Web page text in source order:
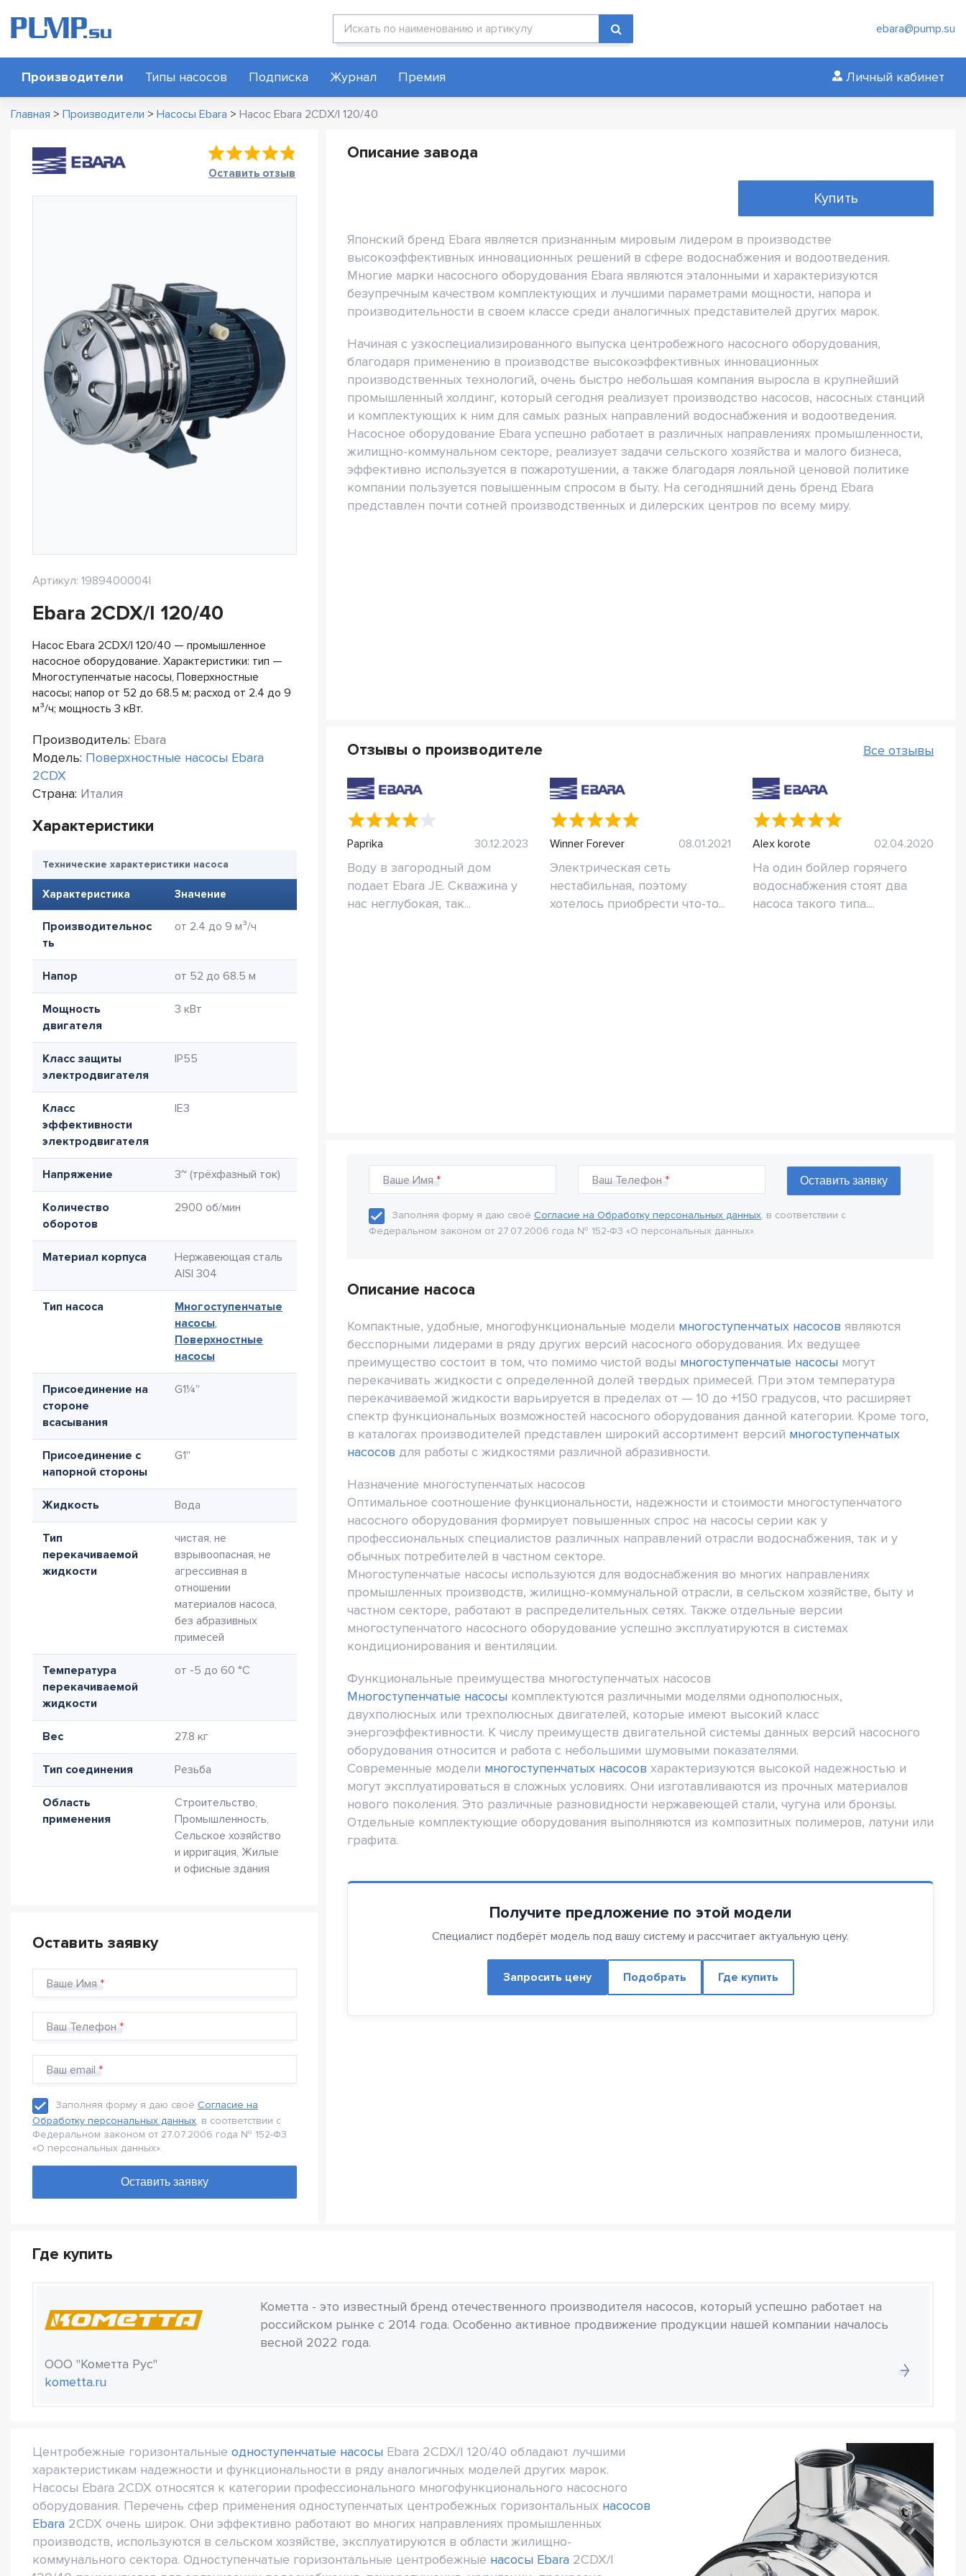
Поиск по каталогу ebara@pump.su
Производители Типы насосов Подписка Журнал Премия Личный кабинет
Главная > Производители > Насосы Ebara > Насос Ebara 2CDX/I 120/40
Оставить отзыв
Артикул: 1989400004I
Ebara 2CDX/I 120/40
Насос Ebara 2CDX/I 120/40 — промышленное
насосное оборудование. Характеристики: тип —
Многоступенчатые насосы, Поверхностные
насосы; напор от 52 до 68.5 м; расход от 2.4 до 9
м³/ч; мощность 3 кВт.
Производитель: Ebara
Модель: Поверхностные насосы Ebara
2CDX
Страна: Италия
Характеристики
Технические характеристики насоса
Характеристика Значение
Производительнос
ть
от 2.4 до 9 м³/ч
Напор от 52 до 68.5 м
Мощность
двигателя
3 кВт
Класс защиты
электродвигателя
IP55
Класс
эффективности
электродвигателя
IE3
Напряжение 3~ (трёхфазный ток)
Количество
оборотов
2900 об/мин
Материал корпуса
Нержавеющая сталь
AISI 304
Тип насоса
Многоступенчатые
насосы,
Поверхностные
насосы
Присоединение на
стороне
всасывания
G1¼''
Присоединение с
напорной стороны
G1''
Жидкость Вода
Тип
перекачиваемой
жидкости
чистая, не
взрывоопасная, не
агрессивная в
отношении
материалов насоса,
без абразивных
примесей
Температура
перекачиваемой
жидкости
от -5 до 60 °C
Вес 27.8 кг
Тип соединения Резьба
Область
применения
Строительство,
Промышленность,
Сельское хозяйство
и ирригация, Жилые
и офисные здания
Оставить заявку
Ваше Имя
Ваш Телефон
Ваш email
Заполняя форму я даю своё Согласие на
Обработку персональных данных, в соответствии с
Федеральном законом от 27.07.2006 года № 152-Ф3
«О персональных данных».
Описание завода
Купить
Японский бренд Ebara является признанным мировым лидером в производстве
высокоэффективных инновационных решений в сфере водоснабжения и водоотведения.
Многие марки насосного оборудования Ebara являются эталонными и характеризуются
безупречным качеством комплектующих и лучшими параметрами мощности, напора и
производительности в своем классе среди аналогичных представителей других марок.
Начиная с узкоспециализированного выпуска центробежного насосного оборудования,
благодаря применению в производстве высокоэффективных инновационных
производственных технологий, очень быстро небольшая компания выросла в крупнейший
промышленный холдинг, который сегодня реализует производство насосов, насосных станций
и комплектующих к ним для самых разных направлений водоснабжения и водоотведения.
Насосное оборудование Ebara успешно работает в различных направлениях промышленности,
жилищно-коммунальном секторе, реализует задачи сельского хозяйства и малого бизнеса,
эффективно используется в пожаротушении, а также благодаря лояльной ценовой политике
компании пользуется повышенным спросом в быту. На сегодняшний день бренд Ebara
представлен почти сотней производственных и дилерских центров по всему миру.
Отзывы о производителе Все отзывы
Paprika 30.12.2023
Воду в загородный дом
подает Ebara JE. Скважина у
нас неглубокая, так...
Winner Forever 08.01.2021
Электрическая сеть
нестабильная, поэтому
хотелось приобрести что-то...
Alex korote 02.04.2020
На один бойлер горячего
водоснабжения стоят два
насоса такого типа....
Ваше Имя Ваш Телефон
Заполняя форму я даю своё Согласие на Обработку персональных данных, в соответствии с
Федеральном законом от 27.07.2006 года № 152-Ф3 «О персональных данных».
Описание насоса
Компактные, удобные, многофункциональные модели многоступенчатых насосов являются
бесспорными лидерами в ряду других версий насосного оборудования. Их ведущее
преимущество состоит в том, что помимо чистой воды многоступенчатые насосы могут
перекачивать жидкости с определенной долей твердых примесей. При этом температура
перекачиваемой жидкости варьируется в пределах от — 10 до +150 градусов, что расширяет
спектр функциональных возможностей насосного оборудования данной категории. Кроме того,
в каталогах производителей представлен широкий ассортимент версий многоступенчатых
насосов для работы с жидкостями различной абразивности.
Назначение многоступенчатых насосов
Оптимальное соотношение функциональности, надежности и стоимости многоступенчатого
насосного оборудования формирует повышенных спрос на насосы серии как у
профессиональных специалистов различных направлений отрасли водоснабжения, так и у
обычных потребителей в частном секторе.
Многоступенчатые насосы используются для водоснабжения во многих направлениях
промышленных производств, жилищно-коммунальной отрасли, в сельском хозяйстве, быту и
частном секторе, работают в распределительных сетях. Также отдельные версии
многоступенчатого насосного оборудование успешно эксплуатируются в системах
кондиционирования и вентиляции.
Функциональные преимущества многоступенчатых насосов
Многоступенчатые насосы комплектуются различными моделями однополюсных,
двухполюсных или трехполюсных двигателей, которые имеют высокий класс
энергоэффективности. К числу преимуществ двигательной системы данных версий насосного
оборудования относится и работа с небольшими шумовыми показателями.
Современные модели многоступенчатых насосов характеризуются высокой надежностью и
могут эксплуатироваться в сложных условиях. Они изготавливаются из прочных материалов
нового поколения. Это различные разновидности нержавеющей стали, чугуна или бронзы.
Отдельные комплектующие оборудования выполняются из композитных полимеров, латуни или
графита.
Получите предложение по этой модели
Специалист подберёт модель под вашу систему и рассчитает актуальную цену.
Запросить цену Подобрать Где купить
Где купить
ООО "Кометта Рус"
kometta.ru
Кометта - это известный бренд отечественного производителя насосов, который успешно работает на
российском рынке с 2014 года. Особенно активное продвижение продукции нашей компании началось
весной 2022 года.
Центробежные горизонтальные одноступенчатые насосы Ebara 2CDX/I 120/40 обладают лучшими
характеристикам надежности и функциональности в ряду аналогичных моделей других марок.
Насосы Ebara 2CDX относятся к категории профессионального многофункционального насосного
оборудования. Перечень сфер применения одноступенчатых центробежных горизонтальных насосов
Ebara 2CDX очень широк. Они эффективно работают во многих направлениях промышленных
производств, используются в сельском хозяйстве, эксплуатируются в области жилищно-
коммунального сектора. Одноступенчатые горизонтальные центробежные насосы Ebara 2CDX/I